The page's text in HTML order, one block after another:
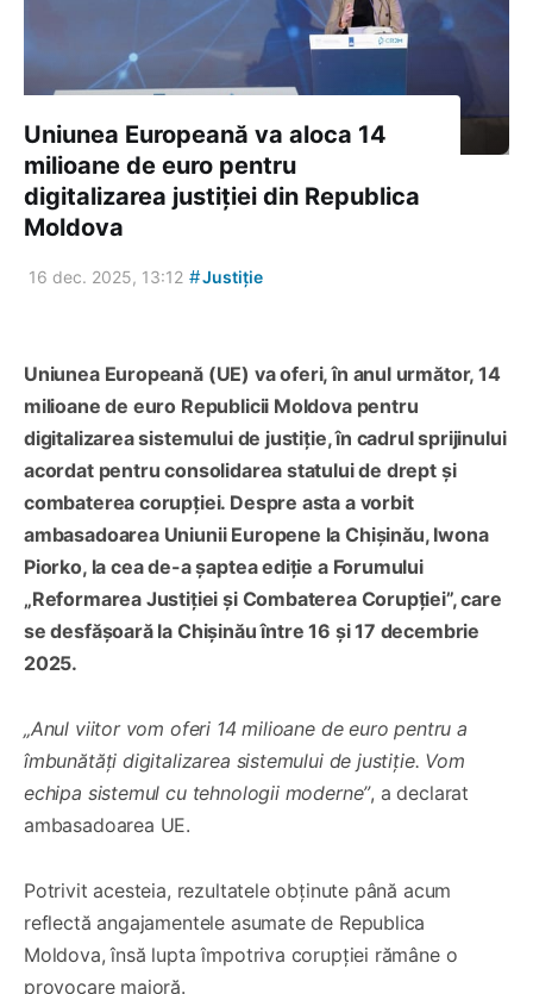
Uniunea Europeană va aloca 14
milioane de euro pentru
digitalizarea justiției din Republica
Moldova
16 dec. 2025, 13:12 #Justiție
Uniunea Europeană (UE) va oferi, în anul următor, 14
milioane de euro Republicii Moldova pentru
digitalizarea sistemului de justiție, în cadrul sprijinului
acordat pentru consolidarea statului de drept și
combaterea corupției. Despre asta a vorbit
ambasadoarea Uniunii Europene la Chișinău, Iwona
Piorko, la cea de-a șaptea ediție a Forumului
„Reformarea Justiției și Combaterea Corupției”, care
se desfășoară la Chișinău între 16 și 17 decembrie
2025.
„Anul viitor vom oferi 14 milioane de euro pentru a
îmbunătăți digitalizarea sistemului de justiție. Vom
echipa sistemul cu tehnologii moderne”, a declarat
ambasadoarea UE.
Potrivit acesteia, rezultatele obținute până acum
reflectă angajamentele asumate de Republica
Moldova, însă lupta împotriva corupției rămâne o
provocare majoră.